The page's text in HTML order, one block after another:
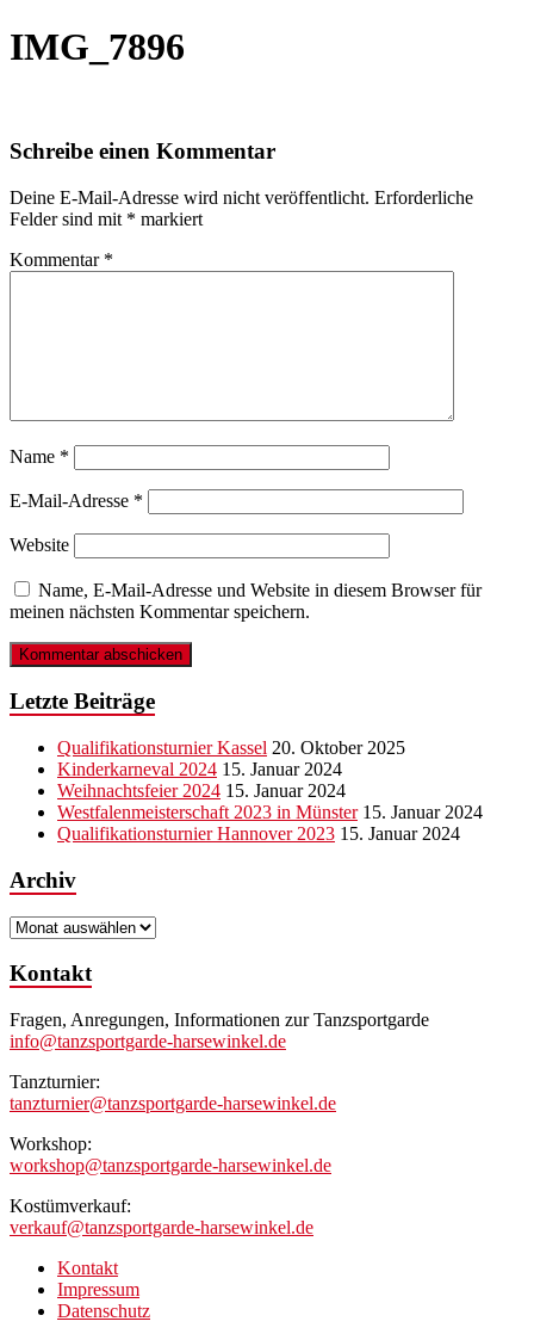
IMG_7896
Schreibe einen Kommentar
Deine E-Mail-Adresse wird nicht veröffentlicht. Erforderliche
Felder sind mit * markiert
Kommentar *
Name *
E-Mail-Adresse *
Website
Name, E-Mail-Adresse und Website in diesem Browser für
meinen nächsten Kommentar speichern.
Letzte Beiträge
Qualifikationsturnier Kassel 20. Oktober 2025
Kinderkarneval 2024 15. Januar 2024
Weihnachtsfeier 2024 15. Januar 2024
Westfalenmeisterschaft 2023 in Münster 15. Januar 2024
Qualifikationsturnier Hannover 2023 15. Januar 2024
Archiv
Archiv
Kontakt
Fragen, Anregungen, Informationen zur Tanzsportgarde
info@tanzsportgarde-harsewinkel.de
Tanzturnier:
tanzturnier@tanzsportgarde-harsewinkel.de
Workshop:
workshop@tanzsportgarde-harsewinkel.de
Kostümverkauf:
verkauf@tanzsportgarde-harsewinkel.de
Kontakt
Impressum
Datenschutz